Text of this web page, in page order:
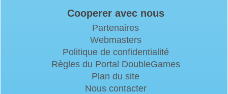
Cooperer avec nous
Partenaires
Webmasters
Politique de confidentialité
Règles du Portal DoubleGames
Plan du site
Nous contacter